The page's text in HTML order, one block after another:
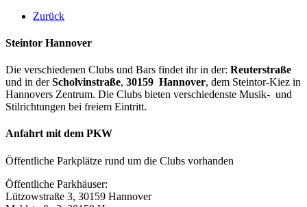
Zurück
Steintor Hannover
Die verschiedenen Clubs und Bars findet ihr in der: Reuterstraße
und in derScholvinstraße, 30159 Hannover, dem Steintor-Kiez in
Hannovers Zentrum. Die Clubs bieten verschiedenste Musik- und
Stilrichtungen bei freiem Eintritt.
Anfahrt mit dem PKW
Öffentliche Parkplätze rund um die Clubs vorhanden
Öffentliche Parkhäuser:
Lützowstraße 3, 30159 Hannover